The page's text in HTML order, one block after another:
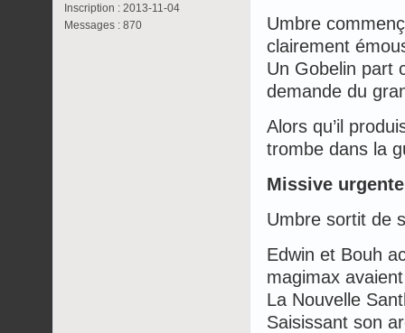
Inscription : 2013-11-04
Messages : 870
Umbre
clairement
Un Gobelin part
demande du
Alors qu’il
trombe dans la
Missive
Umbre sortit de
Edwin et Bouh
magimax
La Nouvelle
Saisissant son